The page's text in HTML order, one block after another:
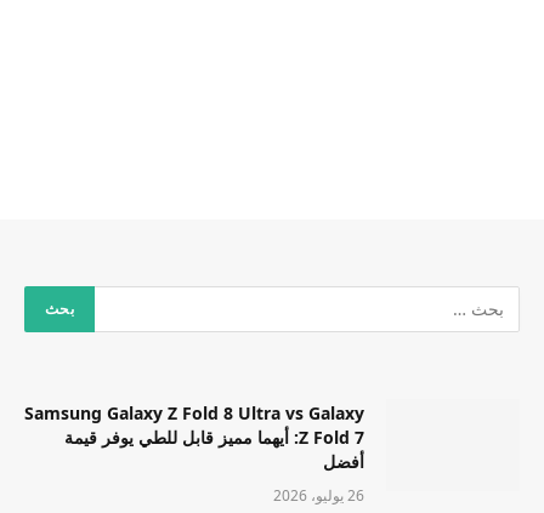
Samsung Galaxy Z Fold 8 Ultra vs Galaxy
Z Fold 7: أيهما مميز قابل للطي يوفر قيمة
أفضل
26 يوليو، 2026